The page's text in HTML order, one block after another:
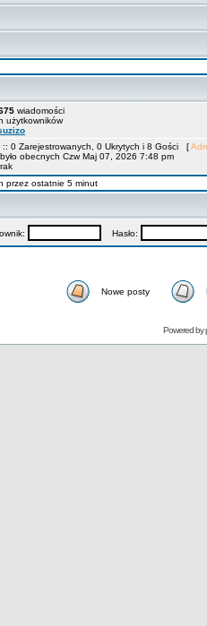
wiadomości
użytkowników
:: 0 Zarejestrowanych, 0 Ukrytych i 8 Gości [
było obecnych Czw Maj 07, 2026 7:48 pm
przez ostatnie 5 minut
Hasło:
Nowe posty
Powered by